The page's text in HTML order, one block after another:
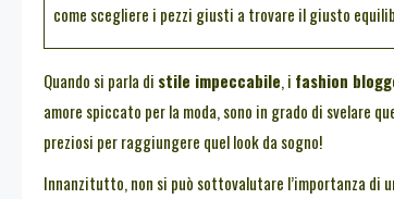
come scegliere i pezzi giusti a trovare il giusto
Quando si parla di stile impeccabile, i fashion
amore spiccato per la moda, sono in grado di svelare
preziosi per raggiungere quel look da sogno!
Innanzitutto, non si può sottovalutare l’importanza di